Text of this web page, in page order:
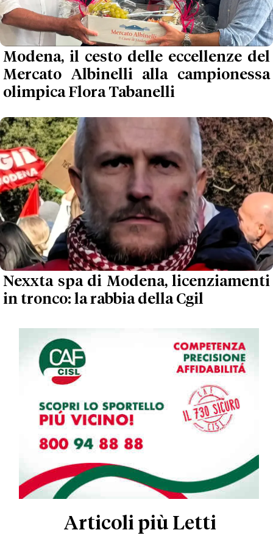
Modena, il cesto delle eccellenze del
Mercato Albinelli alla campionessa
olimpica Flora Tabanelli
Nexxta spa di Modena, licenziamenti
in tronco: la rabbia della Cgil
Articoli più Letti